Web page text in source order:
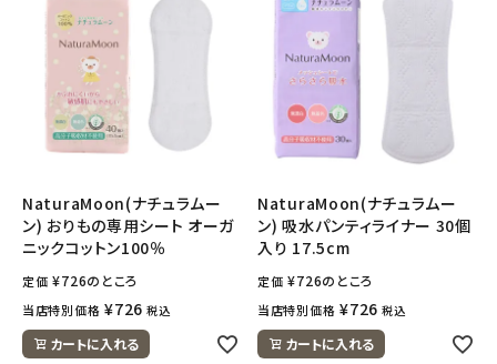
NaturaMoon(ナチュラムー
ン) おりもの専用シート オーガ
ニックコットン100％
定価 ¥726のところ
当店特別価格 ¥726 税込
カートに入れる
NaturaMoon(ナチュラムー
ン) 吸水パンティライナー 30個
入り 17.5cm
定価 ¥726のところ
当店特別価格 ¥726 税込
カートに入れる